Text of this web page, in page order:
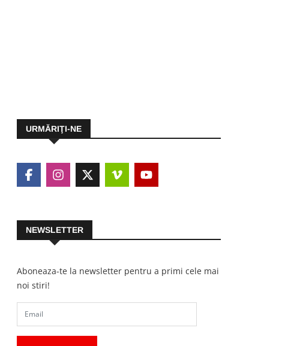
URMĂRIŢI-NE
NEWSLETTER
Aboneaza-te la newsletter pentru a primi cele mai
noi stiri!